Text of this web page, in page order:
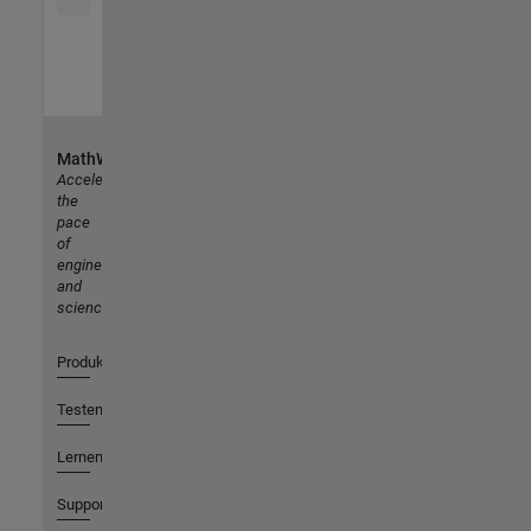
MathWorks
Accelerating
the
pace
of
engineering
and
science
Produkte
Testen oder Kaufen
Lernen
Support